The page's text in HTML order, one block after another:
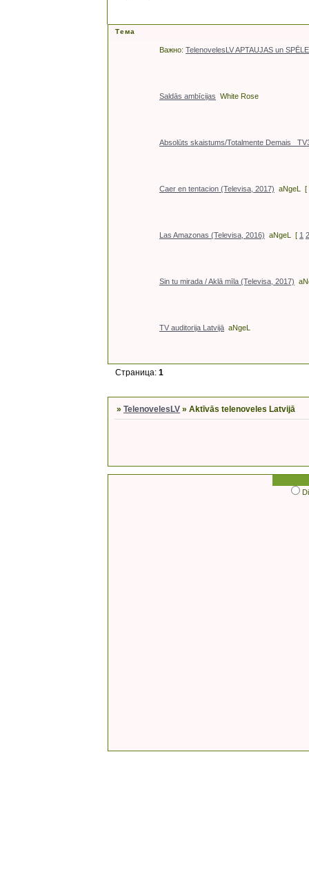
Тема
Важно: TelenovelesLV APTAUJAS un
Saldās ambīcijas White Rose
Absolūts skaistums/Totalmente Demais
Caer en tentacion (Televisa, 2017) aNgeL [
Las Amazonas (Televisa, 2016) aNgeL [ 1 2
Sin tu mirada / Aklā mīla (Televisa, 2017)
TV auditorija Latvijā aNgeL
Страница:1
»TelenovelesLV »Aktīvās telenoveles Latvijā